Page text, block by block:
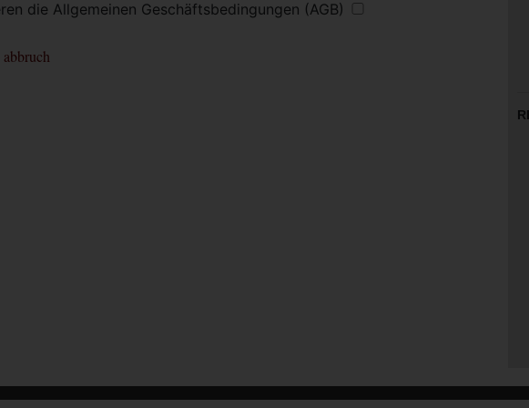
die Allgemeinen Geschäftsbedingungen (AGB)